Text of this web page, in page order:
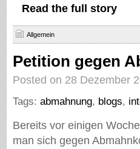
Read the full story
Allgemein
Petition gegen
Posted on 28 Dezember
Tags: abmahnung, blogs,
Bereits vor einigen
man sich gegen